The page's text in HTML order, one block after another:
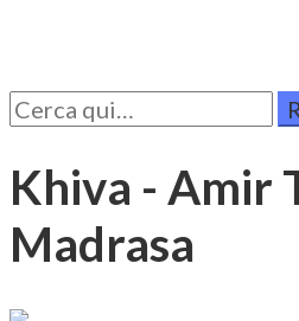
Cerca
per:
Khiva - Amir
Madrasa